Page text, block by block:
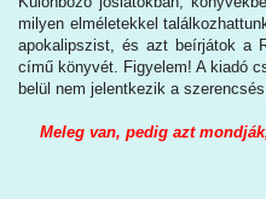
milyen elméletekkel
apokalipszist, és azt beírjátok a
című könyvét. Figyelem! A kiadó
belül nem jelentkezik a
Meleg van, pedig azt